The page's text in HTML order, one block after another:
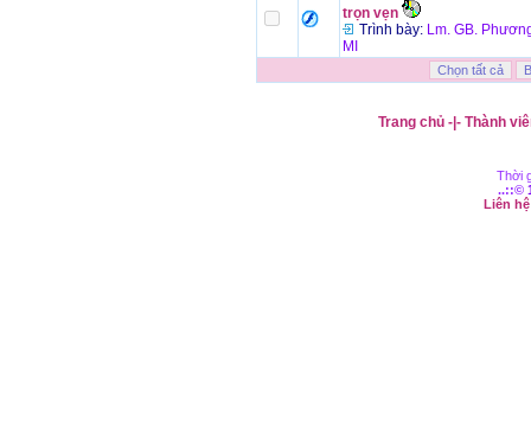
trọn vẹn
Trình bày: Lm. GB.
MI
Trang chủ-|- Thành
Thời
..::©
Liên